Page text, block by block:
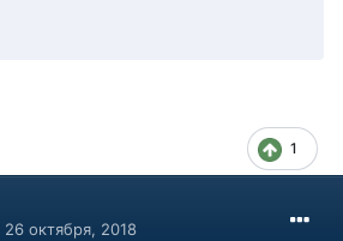
1
26 октября, 2018